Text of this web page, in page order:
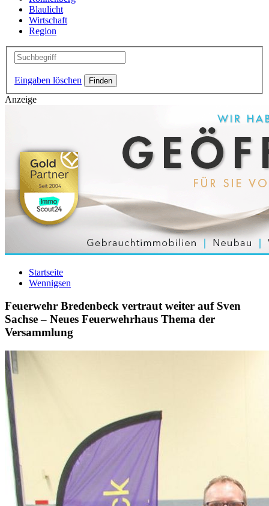
Blaulicht
Wirtschaft
Region
Eingaben löschen
Anzeige
Startseite
Wennigsen
Feuerwehr Bredenbeck vertraut weiter auf Sven
Sachse – Neues Feuerwehrhaus Thema der
Versammlung